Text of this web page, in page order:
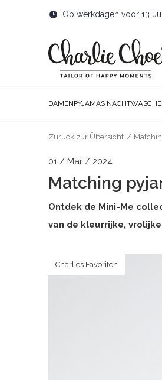
DAMENPYJAMAS NACHTWÄSCHE
Op werkdagen voor 13
Zurück zur Übersicht
01 / Mar / 2024
Matching
Ontdek de Mini-Me
van de kleurrijke,
Charlies Favoriten